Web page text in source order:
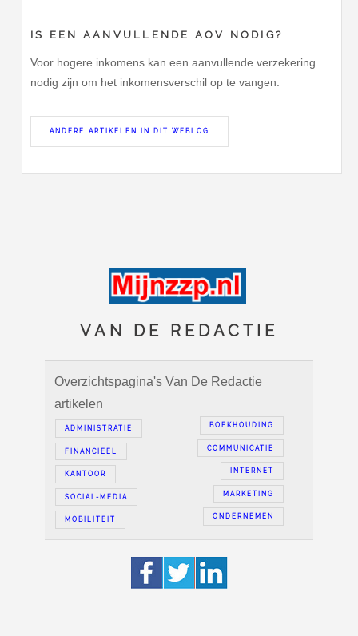
IS EEN AANVULLENDE AOV NODIG?
Voor hogere inkomens kan een aanvullende verzekering
nodig zijn om het inkomensverschil op te vangen.
ANDERE ARTIKELEN IN DIT WEBLOG
VAN DE REDACTIE
Overzichtspagina's Van De Redactie
artikelen
BOEKHOUDING
ADMINISTRATIE
COMMUNICATIE
FINANCIEEL
INTERNET
KANTOOR
MARKETING
SOCIAL-MEDIA
ONDERNEMEN
MOBILITEIT